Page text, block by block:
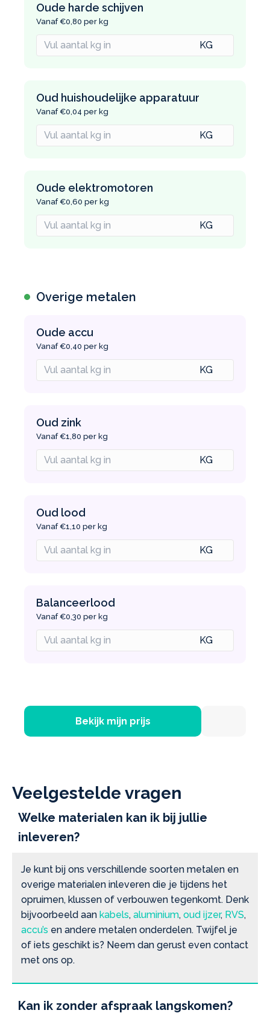
Oude harde schijven
Vanaf €0,80 per kg
Oud huishoudelijke apparatuur
Vanaf €0,04 per kg
Oude elektromotoren
Vanaf €0,60 per kg
Overige metalen
Oude accu
Vanaf €0,40 per kg
Oud zink
Vanaf €1,80 per kg
Oud lood
Vanaf €1,10 per kg
Balanceerlood
Vanaf €0,30 per kg
Bekijk mijn prijs
Veelgestelde vragen
Welke materialen kan ik bij jullie
inleveren?
Je kunt bij ons verschillende soorten metalen en
overige materialen inleveren die je tijdens het
opruimen, klussen of verbouwen tegenkomt. Denk
bijvoorbeeld aan kabels, aluminium, oud ijzer, RVS,
accu’s en andere metalen onderdelen. Twijfel je
of iets geschikt is? Neem dan gerust even contact
met ons op.
Kan ik zonder afspraak langskomen?